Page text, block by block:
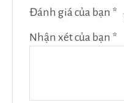
Đánh giá của bạn *
Nhận xét của bạn *